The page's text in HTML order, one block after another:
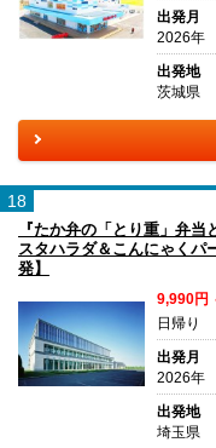
出発月
2026年
出発地
茨城県
18
『たか弁の「とり重」弁
スタハラダ＆こんにゃく
発】
9,990円
日帰り
出発月
2026年
出発地
埼玉県